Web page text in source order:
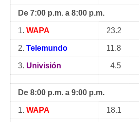
De 7:00 p.m. a 8:00 p.m.
1. WAPA 23.2
2. Telemundo 11.8
3. Univisión 4.5
De 8:00 p.m. a 9:00 p.m.
1. WAPA 18.1